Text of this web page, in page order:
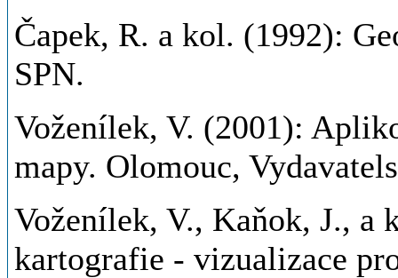
Čapek, R. a kol. (1992):
SPN.
Voženílek, V. (2001):
mapy. Olomouc,
Voženílek, V., Kaňok, J., a
kartografie - vizualizace